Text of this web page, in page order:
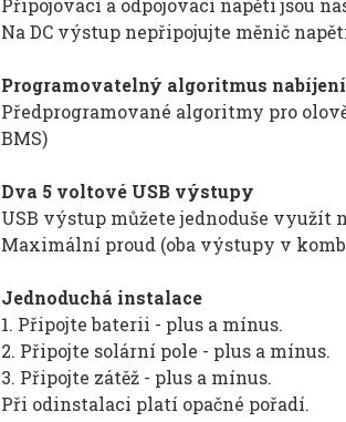
Připojovací a odpojovací napětí jsou
Na DC výstup nepřipojujte měnič
Programovatelný algoritmus
Předprogramované algoritmy pro
BMS)
Dva 5 voltové USB výstupy
USB výstup můžete jednoduše využít
Maximální proud (oba výstupy v
Jednoduchá instalace
1. Připojte baterii - plus a mínus.
2. Připojte solární pole - plus a mínus.
3. Připojte zátěž - plus a mínus.
Při odinstalaci platí opačné pořadí.